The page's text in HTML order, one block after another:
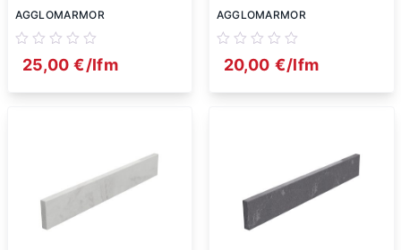
AGGLOMARMOR
25,00 €/lfm
AGGLOMARMOR
20,00 €/lfm